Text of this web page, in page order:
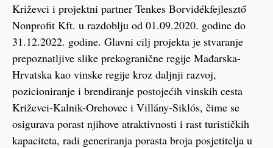
Križevci i projektni partner Tenkes Borvidékfejlesztő
Nonprofit Kft. u razdoblju od 01.09.2020. godine do
31.12.2022. godine. Glavni cilj projekta je stvaranje
prepoznatljive slike prekogranične regije Mađarska-
Hrvatska kao vinske regije kroz daljnji razvoj,
pozicioniranje i brendiranje postojećih vinskih cesta
Križevci-Kalnik-Orehovec i Villány-Siklós, čime se
osigurava porast njihove atraktivnosti i rast turističkih
kapaciteta, radi generiranja porasta broja posjetitelja u